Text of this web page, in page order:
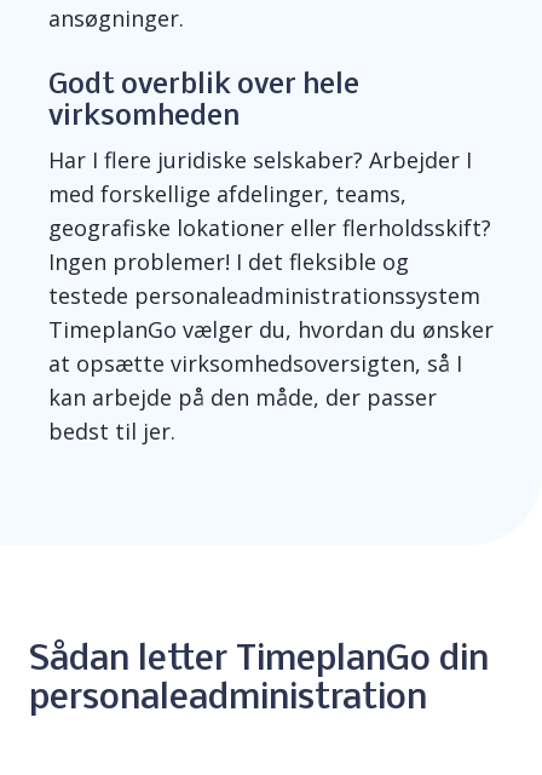
ansøgninger.
Godt overblik over hele
virksomheden
Har I flere juridiske selskaber? Arbejder I
med forskellige afdelinger, teams,
geografiske lokationer eller flerholdsskift?
Ingen problemer! I det fleksible og
testede personaleadministrationssystem
TimeplanGo vælger du, hvordan du ønsker
at opsætte virksomhedsoversigten, så I
kan arbejde på den måde, der passer
bedst til jer.
Sådan letter TimeplanGo din
personaleadministration